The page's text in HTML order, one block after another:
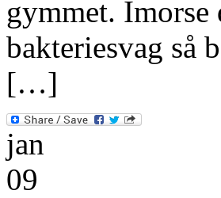
gymmet.
bakteriesvag så
[…]
jan
09